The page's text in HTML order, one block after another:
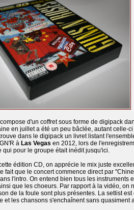
d'un coffret sous forme de digipack
en juillet a été un peu bâclée, autant celle-
dans le digipack un livret listant
à Las Vegas en 2012, lors de
qui pour le groupe était inédit jusqu'ici.
édition CD, on apprécie le mix juste
fait que le concert commence direct par
l'intro. On entend bien tous les instruments
que les choeurs. Par rapport à la vidéo, on
de la foule sont plus présentes. La setlist
et les chansons s'enchaînent sans quasiment